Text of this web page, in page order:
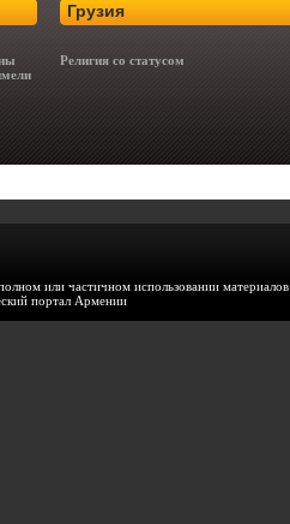
Грузия
Религия со статусом
или частичном использовании
портал Армении